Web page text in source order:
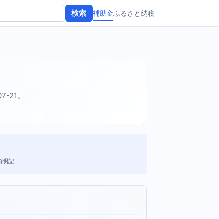
検索 補助金ふるさと納税
21。
明記